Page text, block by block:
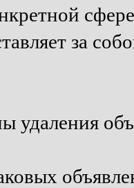
за
удаления